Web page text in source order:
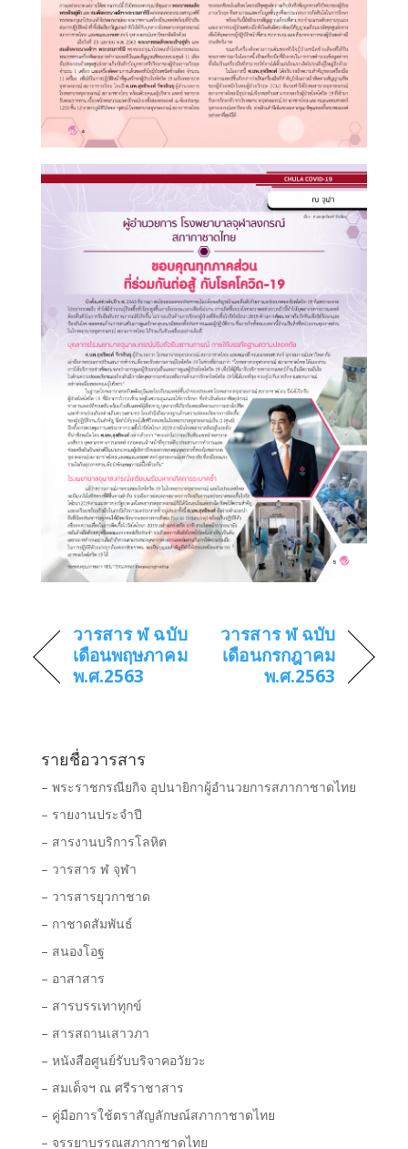
วารสาร ฬ ฉบับ
เดือนพฤษภาคม
พ.ศ.2563
วารสาร ฬ ฉบับ
เดือนกรกฎาคม
พ.ศ.2563
รายชื่อวารสาร
– พระราชกรณียกิจ อุปนายิกาผู้อำนวยการสภากาชาดไทย
– รายงานประจำปี
– สารงานบริการโลหิต
– วารสาร ฬ จุฬา
– วารสารยุวกาชาด
– กาชาดสัมพันธ์
– สนองโอฐ
– อาสาสาร
– สารบรรเทาทุกข์
– สารสถานเสาวภา
– หนังสือศูนย์รับบริจาคอวัยวะ
– สมเด็จฯ ณ ศรีราชาสาร
– คู่มือการใช้ตราสัญลักษณ์สภากาชาดไทย
– จรรยาบรรณสภากาชาดไทย